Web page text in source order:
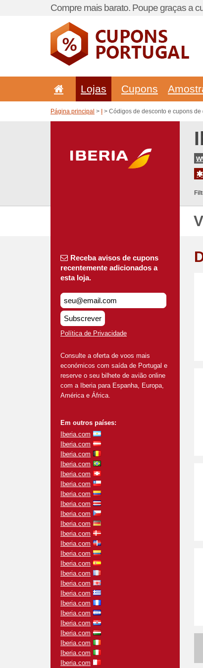
Compre mais barato. Poupe graças a
Lojas Cupons
Página principal > > Códigos de desconto e cupons
Receba avisos de cupons
recentemente adicionados a
esta loja.
Subscrever
Política de Privacidade
Consulte a oferta de voos mais
económicos com saída de Portugal e
reserve o seu bilhete de avião online
com a Iberia para Espanha, Europa,
América e África.
Em outros países:
Iberia.com
Iberia.com
Iberia.com
Iberia.com
Iberia.com
Iberia.com
Iberia.com
Iberia.com
Iberia.com
Iberia.com
Iberia.com
Iberia.com
Iberia.com
Iberia.com
Iberia.com
Iberia.com
Iberia.com
Iberia.com
Iberia.com
Iberia.com
Iberia.com
Iberia.com
Iberia.com
Iberia.com